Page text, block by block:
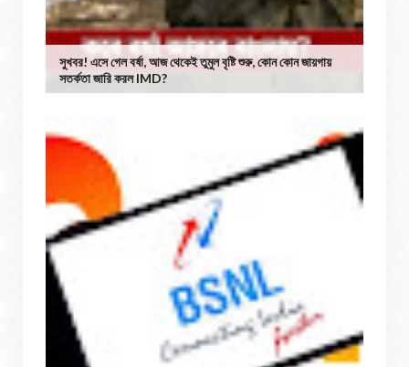
সুখবর! এসে গেল বর্ষা, আজ থেকেই তুমুল বৃষ্টি শুরু, কোন কোন জায়গায়
সতর্কতা জারি করল IMD?